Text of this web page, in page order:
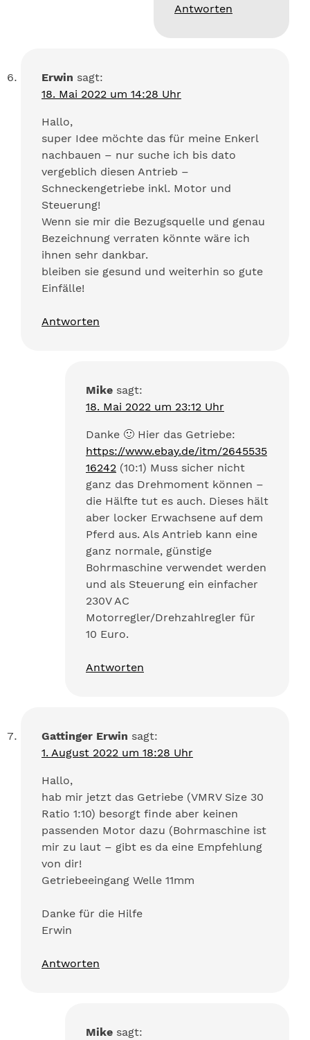
Antworten
Erwin sagt:
18. Mai 2022 um 14:28 Uhr
Hallo,
super Idee möchte das für meine Enkerl
nachbauen – nur suche ich bis dato
vergeblich diesen Antrieb –
Schneckengetriebe inkl. Motor und
Steuerung!
Wenn sie mir die Bezugsquelle und genau
Bezeichnung verraten könnte wäre ich
ihnen sehr dankbar.
bleiben sie gesund und weiterhin so gute
Einfälle!
Antworten
Mike sagt:
18. Mai 2022 um 23:12 Uhr
Danke 🙂 Hier das Getriebe:
https://www.ebay.de/itm/2645535
16242 (10:1) Muss sicher nicht
ganz das Drehmoment können –
die Hälfte tut es auch. Dieses hält
aber locker Erwachsene auf dem
Pferd aus. Als Antrieb kann eine
ganz normale, günstige
Bohrmaschine verwendet werden
und als Steuerung ein einfacher
230V AC
Motorregler/Drehzahlregler für
10 Euro.
Antworten
Gattinger Erwin sagt:
1. August 2022 um 18:28 Uhr
Hallo,
hab mir jetzt das Getriebe (VMRV Size 30
Ratio 1:10) besorgt finde aber keinen
passenden Motor dazu (Bohrmaschine ist
mir zu laut – gibt es da eine Empfehlung
von dir!
Getriebeeingang Welle 11mm
Danke für die Hilfe
Erwin
Antworten
Mike sagt: